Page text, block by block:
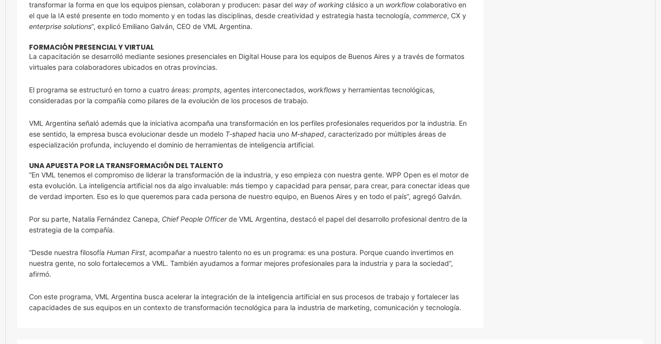
transformar la forma en que los equipos piensan, colaboran y producen: pasar del way of working clásico a un workflowcolaborativo en
el que la IA esté presente en todo momento y en todas las disciplinas, desde creatividad y estrategia hasta tecnología, commerce, CX y
enterprise solutions”, explicó Emiliano Galván, CEO de VML Argentina.
FORMACIÓN PRESENCIAL Y VIRTUAL
La capacitación se desarrolló mediante sesiones presenciales en Digital House para los equipos de Buenos Aires y a través de formatos
virtuales para colaboradores ubicados en otras provincias.
El programa se estructuró en torno a cuatro áreas: prompts, agentes interconectados, workflows y herramientas tecnológicas,
consideradas por la compañía como pilares de la evolución de los procesos de trabajo.
VML Argentina señaló además que la iniciativa acompaña una transformación en los perfiles profesionales requeridos por la industria. En
ese sentido, la empresa busca evolucionar desde un modelo T-shaped hacia uno M-shaped, caracterizado por múltiples áreas de
especialización profunda, incluyendo el dominio de herramientas de inteligencia artificial.
UNA APUESTA POR LA TRANSFORMACIÓN DEL TALENTO
“En VML tenemos el compromiso de liderar la transformación de la industria, y eso empieza con nuestra gente. WPP Open es el motor de
esta evolución. La inteligencia artificial nos da algo invaluable: más tiempo y capacidad para pensar, para crear, para conectar ideas que
de verdad importen. Eso es lo que queremos para cada persona de nuestro equipo, en Buenos Aires y en todo el país”, agregó Galván.
Por su parte, Natalia Fernández Canepa, Chief People Officerde VML Argentina, destacó el papel del desarrollo profesional dentro de la
estrategia de la compañía.
“Desde nuestra filosofía Human First, acompañar a nuestro talento no es un programa: es una postura. Porque cuando invertimos en
nuestra gente, no solo fortalecemos a VML. También ayudamos a formar mejores profesionales para la industria y para la sociedad”,
afirmó.
Con este programa, VML Argentina busca acelerar la integración de la inteligencia artificial en sus procesos de trabajo y fortalecer las
capacidades de sus equipos en un contexto de transformación tecnológica para la industria de marketing, comunicación y tecnología.